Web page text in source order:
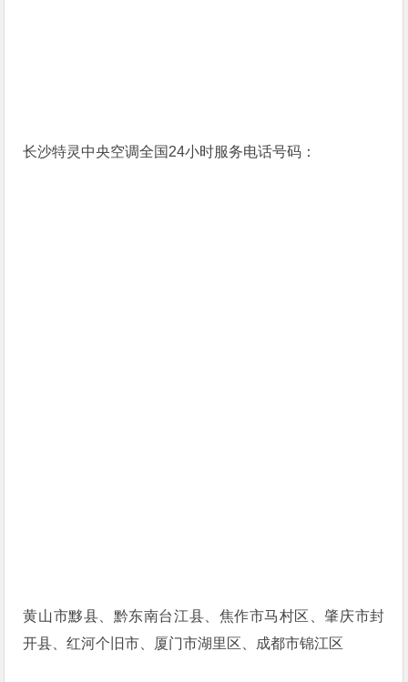
长沙特灵中央空调全国24小时服务电话号码：
黄山市黟县、黔东南台江县、焦作市马村区、肇庆市封
开县、红河个旧市、厦门市湖里区、成都市锦江区